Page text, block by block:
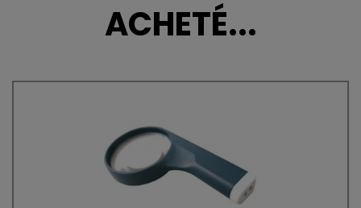
ACHETÉ...